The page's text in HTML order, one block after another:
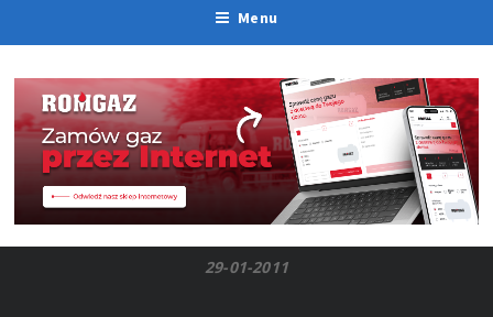
Menu
29-01-2011